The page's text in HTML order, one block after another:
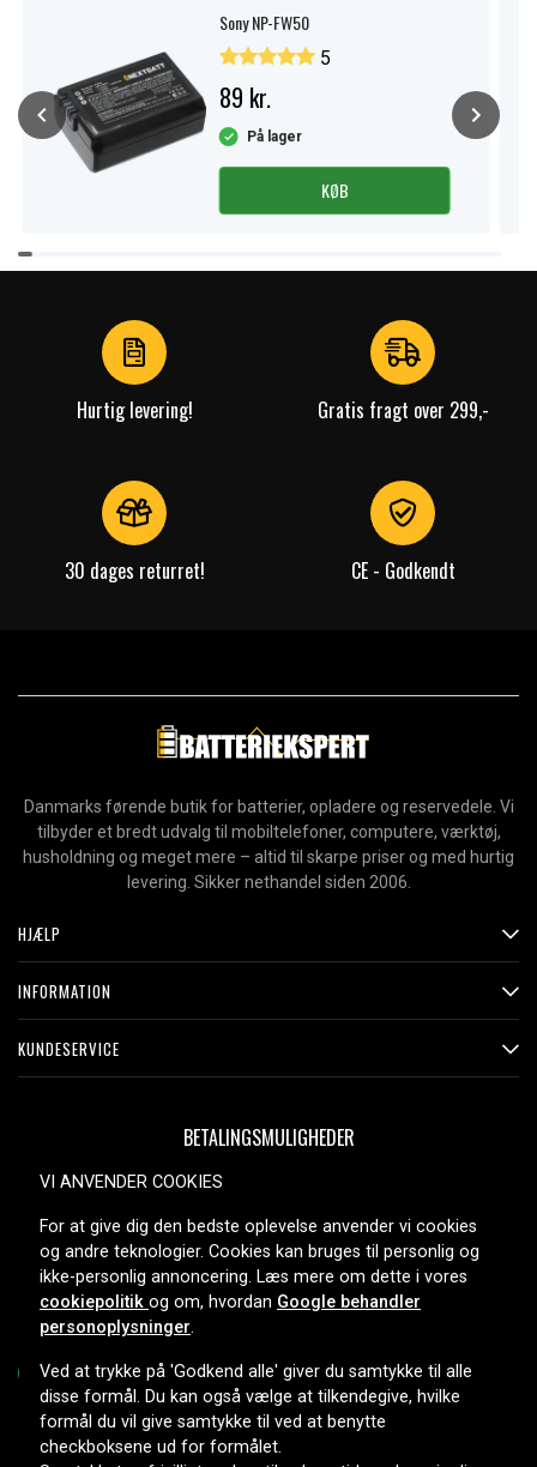
Sony NP-FW50
5
89 kr.
På lager
KØB
Item
1
Hurtig levering! Gratis fragt over 299,-
30 dages returret! CE - Godkendt
Danmarks førende butik for batterier, opladere og reservedele. Vi
tilbyder et bredt udvalg til mobiltelefoner, computere, værktøj,
husholdning og meget mere – altid til skarpe priser og med hurtig
levering. Sikker nethandel siden 2006.
HJÆLP
INFORMATION
KUNDESERVICE
BETALINGSMULIGHEDER
LEVERINGSMULIGHEDER
Copyright © 2026, Spares Nordic AB
VI ANVENDER COOKIES
For at give dig den bedste oplevelse anvender vi cookies
og andre teknologier. Cookies kan bruges til personlig og
ikke-personlig annoncering. Læs mere om dette i vores
cookiepolitik og om, hvordan Google behandler
personoplysninger.
Ved at trykke på 'Godkend alle' giver du samtykke til alle
disse formål. Du kan også vælge at tilkendegive, hvilke
formål du vil give samtykke til ved at benytte
checkboksene ud for formålet.